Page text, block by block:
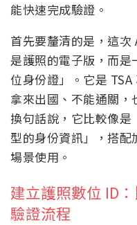
能快速完成驗證。
首先要釐清的是，這
是護照的電子版，而
位身份證」。它是
拿來出國、不能通關，
換句話說，它比較像
型的身份資訊」，搭配
場景使用。
建立護照數位 ID
驗證流程